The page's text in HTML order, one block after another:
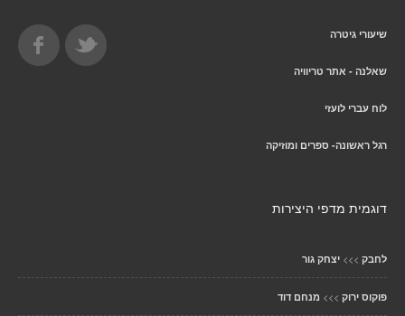
שיעורי גיטרה
שאלנה - אתר טריוויה
לוח עברי לועזי
רגל ראשונה- ספרים ומוזיקה
דוגמית מדפי היצירות
לחבק >>> יצחק גור
פוקוס ירוק >>> מנחם דוד